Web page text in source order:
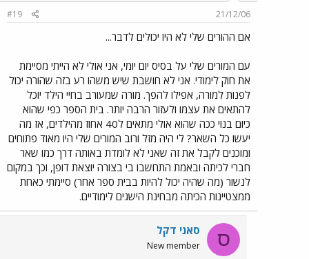
21/12/06
#19
אם ההורים שלי לא היו יכולים לדבר...
עם המורים שלי על בסיס יום יומי, אני אולי לא הייתי מסיימת
את חוק לימודי. אני לא חושבת שיש משהו רע בזה שהורה יכול
לפנות למורה, אפילו להפך. מורה שמעורב בחיי הילד יוכל
להתאים את עצמו ולעזור הרבה יותר. בית הספר כפי שהוא
כיום בנוי ככה שהוא אולי מתאים ל40 אחוז מהילדים, אז מה
יעשו כל השאר? לי היה מזל ורוב המורים שלי היו מאוד פתוחים
ומוכנים לקבל את זה שאני לא לומדת באותה דרך כמו שאר
חברי לכיתה ובאמת התחשבו בי בצורה יוצאת דופן, וכך במקום
לנשור (מה שהיה יכול להיות בבית ספר אחר) סיימתי כאחת
ממצטיינות הכיתה מבחינת הישגים לימודיים.
ס סאני דקל
New member